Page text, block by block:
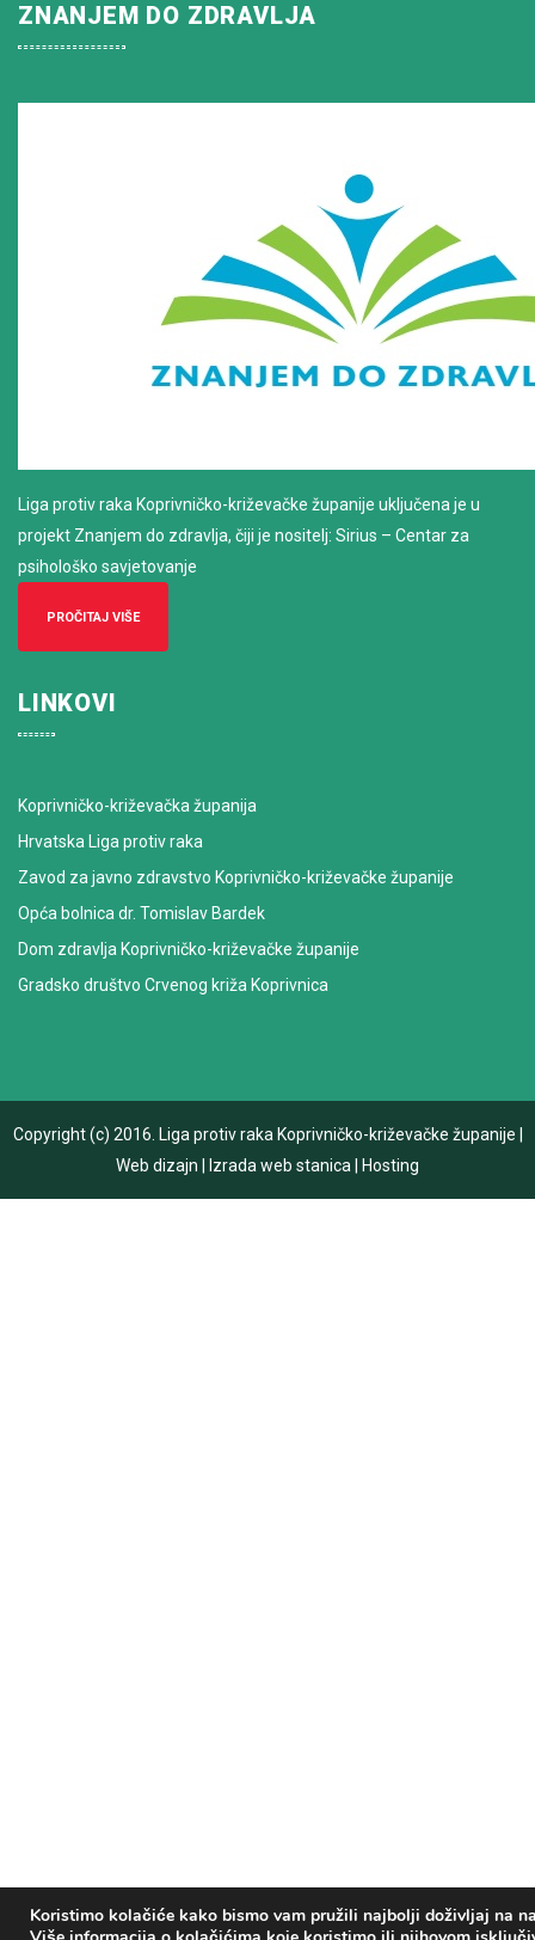
Koristimo kolačiće kako bismo vam pružili najbolji doživljaj na
ZNANJEM DO ZDRAVLJA
Liga protiv raka Koprivničko-križevačke županije uključena je u
projekt Znanjem do zdravlja, čiji je nositelj: Sirius – Centar za
psihološko savjetovanje
PROČITAJ VIŠE
LINKOVI
Koprivničko-križevačka županija
Hrvatska Liga protiv raka
Zavod za javno zdravstvo Koprivničko-križevačke županije
Opća bolnica dr. Tomislav Bardek
Dom zdravlja Koprivničko-križevačke županije
Gradsko društvo Crvenog križa Koprivnica
Copyright (c) 2016. Liga protiv raka Koprivničko-križevačke županije
Web dizajn
Izrada web stanica Hosting